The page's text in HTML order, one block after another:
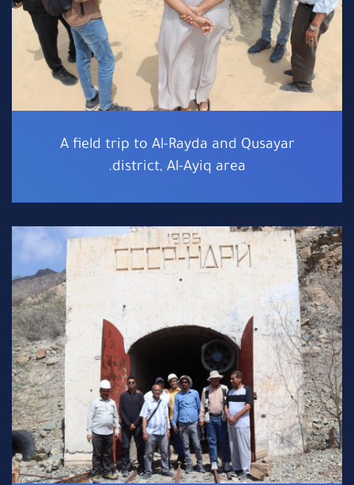
A field trip to Al-Rayda and Qusayar
district, Al-Ayiq area.